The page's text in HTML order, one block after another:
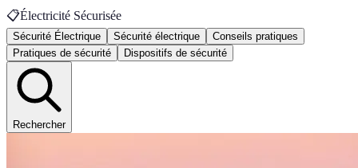
📋Électricité Sécurisée
Sécurité Électrique Sécurité électrique
Conseils pratiques
Pratiques de sécurité
Dispositifs de sécurité
Rechercher